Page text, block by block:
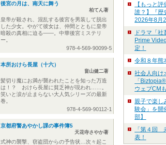
後宮の月は、南天に舞う
柏てん著
皇帝が殺され、混乱する後宮を男装して脱出
した少女。やがて彼女は、仲間とともに皇帝
暗殺の真相に迫る――。中華後宮ミステリ
ー。
978-4-569-90099-5
本所おけら長屋（十六）
畠山健二著
髪切り魔にお満が襲われたことを知った万造
は！？ おけら長屋に貧乏神が現われ……。
笑いと涙が止まらない大人気シリーズの最新
巻。
978-4-569-90112-1
京都府警あやかし課の事件簿5
天花寺さやか著
式神の襲撃、窃盗団からの予告状…次々起こ
【もっと
誰？】『歴
2026年8月
ドラマ「
Prime
定！
令和８年熊
社会人向け
「
ウェブCM
親子で楽し
験会」を開
部】
「第４回
表！